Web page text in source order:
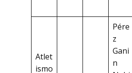
Atlet
ismo
Pére
z
Gani
n